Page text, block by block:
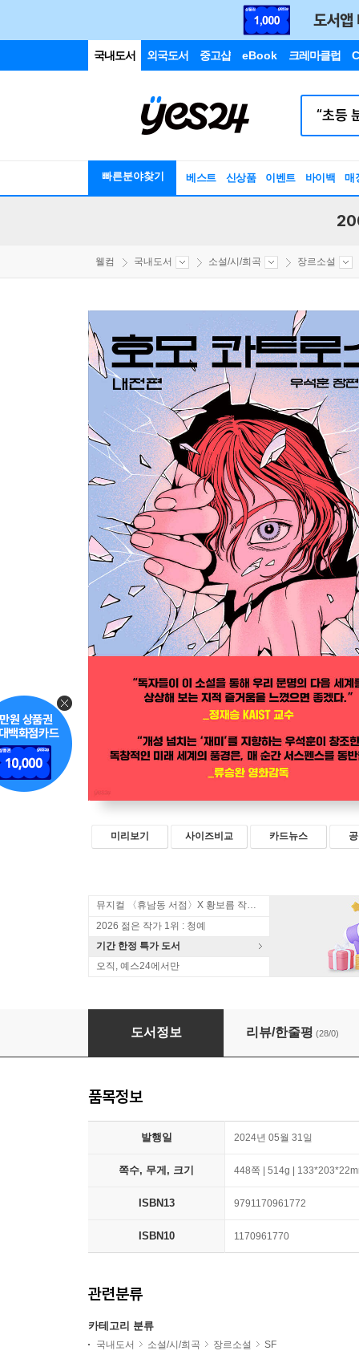
국내도서 외국도서 중고샵 eBook 크레마클럽
빠른분야찾기 베스트 신상품 이벤트 바이백 매
웰컴 국내도서 소설/시/희곡 장르소설
미리보기 사이즈비교 카드뉴스
뮤지컬 〈휴남동 서점〉X 황보름 작가 북토크
2026 젊은 작가 1위 : 청예
기간 한정 특가 도서
오직, 예스24에서만
호모 콰트로스 : 내전편
도서정보 리뷰/한줄평 (28/0)
품목정보
발행일 2024년 05월 31일
쪽수, 무게, 크기 448쪽 | 514g |
ISBN13 9791170961772
ISBN10 1170961770
관련분류
카테고리 분류
국내도서 소설/시/희곡 장르소설
SF